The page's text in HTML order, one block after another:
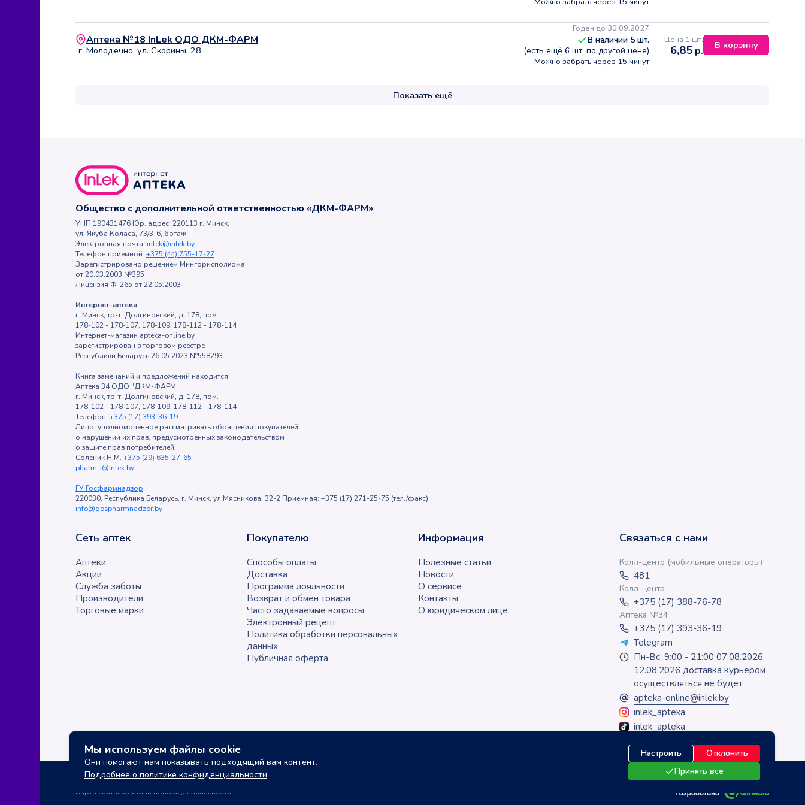
Аптека №18 InLek ОДО ДКМ-ФАРМ
г. Молодечно, ул. Скорины, 28
Годен до 30.09.2027
В наличии 5 шт.
(есть ещё 6 шт. по другой цене)
Можно забрать через 15 минут
Цена 1 шт.
6,85 р. В корзину
Показать ещё
Мы используем файлы cookie
Они помогают нам показывать подходящий вам контент.
Подробнее о политике конфиденциальности
Настроить
Отклонить
Принять все
Общество с дополнительной ответственностью «ДКМ-ФАРМ»
УНП 190431476 Юр. адрес: 220113 г. Минск,
ул. Якуба Коласа, 73/3-6, 6 этаж
Электронная почта: inlek@inlek.by
Телефон приемной: +375 (44) 755-17-27
Зарегистрировано решением Мингорисполкома
от 20.03.2003 №395
Лицензия Ф-265 от 22.05.2003
Интернет-аптека
г. Минск, тр-т. Долгиновский, д. 178, пом.
178-102 - 178-107, 178-109, 178-112 - 178-114
Интернет-магазин apteka-online.by
зарегистрирован в торговом реестре
Республики Беларусь 26.05.2023 №558293
Книга замечаний и предложений находится:
Аптека 34 ОДО "ДКМ-ФАРМ"
г. Минск, тр-т. Долгиновский, д. 178, пом.
178-102 - 178-107, 178-109, 178-112 - 178-114
Телефон: +375 (17) 393-36-19
Лицо, уполномоченное рассматривать обращения покупателей
о нарушении их прав, предусмотренных законодательством
о защите прав потребителей:
Соленик Н.М. +375 (29) 635-27-65
pharm-i@inlek.by
ГУ Госфармнадзор
220030, Республика Беларусь, г. Минск, ул.Мясникова, 32-2 Приемная: +375 (17) 271-25-75 (тел./факс)
info@gospharmnadzor.by
Сеть аптек
Аптеки
Акции
Служба заботы
Производители
Торговые марки
Покупателю
Способы оплаты
Доставка
Программа лояльности
Возврат и обмен товара
Часто задаваемые вопросы
Электронный рецепт
Политика обработки персональных
данных
Публичная оферта
Информация
Полезные статьи
Новости
О сервисе
Контакты
О юридическом лице
Связаться с нами
Колл-центр (мобильные операторы)
481
Колл-центр
+375 (17) 388-76-78
Аптека №34
+375 (17) 393-36-19
Telegram
Пн-Вс: 9:00 - 21:00 07.08.2026,
12.08.2026 доставка курьером
осуществляться не будет
apteka-online@inlek.by
inlek_apteka
inlek_apteka
Карта сайтаПолитика конфиденциальности